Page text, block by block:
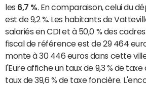
les 6,7 %. En comparaison, celui du
est de 9,2 %. Les habitants de
salariés en CDI et à 50,0 % des
fiscal de référence est de 29 464
monte à 30 446 euros dans cette
l'Eure affiche un taux de 9,3 % de
taux de 39,6 % de taxe foncière.